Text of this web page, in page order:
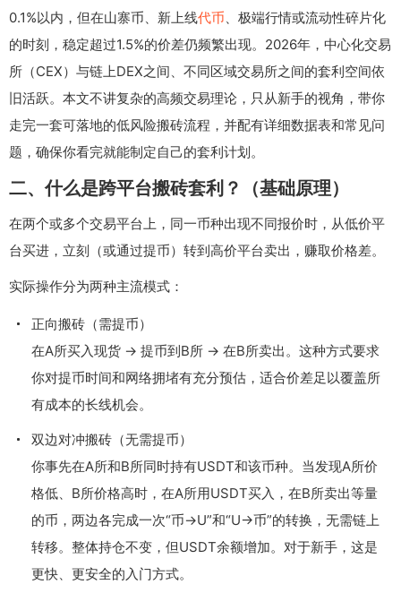
0.1%以内，但在山寨币、新上线代币 、极端行情或流动性碎片化
的时刻，稳定超过1.5%的价差仍频繁出现。2026年，中心化交易
所（CEX）与链上DEX之间、不同区域交易所之间的套利空间依
旧活跃。本文不讲复杂的高频交易理论，只从新手的视角，带你
走完一套可落地的低风险搬砖流程，并配有详细数据表和常见问
题，确保你看完就能制定自己的套利计划。
二、什么是跨平台搬砖套利？（基础原理）
在两个或多个交易平台上，同一币种出现不同报价时，从低价平
台买进，立刻（或通过提币）转到高价平台卖出，赚取价格差。
实际操作分为两种主流模式：
正向搬砖（需提币）
在A所买入现货 → 提币到B所 → 在B所卖出。这种方式要求
你对提币时间和网络拥堵有充分预估，适合价差足以覆盖所
有成本的长线机会。
双边对冲搬砖（无需提币）
你事先在A所和B所同时持有USDT和该币种。当发现A所价
格低、B所价格高时，在A所用USDT买入，在B所卖出等量
的币，两边各完成一次“币→U”和“U→币”的转换，无需链上
转移。整体持仓不变，但USDT余额增加。对于新手，这是
更快、更安全的入门方式。